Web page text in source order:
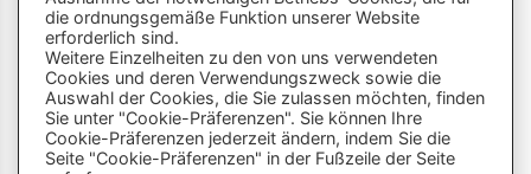
Stelle mir hier Fragen zu
info
Dieser Chatbot wird von Künstlicher
Intelligenz unterstützt. Er wertet unsere
Plattform aus und nutzt externe Quellen.
die ordnungsgemäße Funktion unserer Website
erforderlich sind.
Weitere Einzelheiten zu den von uns verwendeten
Cookies und deren Verwendungszweck sowie die
Auswahl der Cookies, die Sie zulassen möchten, finden
Sie unter "Cookie-Präferenzen". Sie können Ihre
Cookie-Präferenzen jederzeit ändern, indem Sie die
Seite "Cookie-Präferenzen" in der Fußzeile der Seite